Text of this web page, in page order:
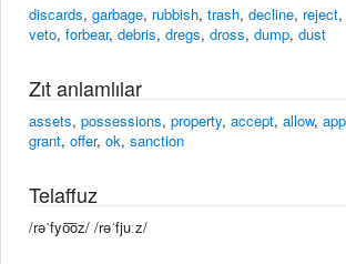
discards, garbage, rubbish, trash, decline, reject,
veto, forbear, debris, dregs, dross, dump, dust
Zıt anlamlılar
assets, possessions, property, accept, allow,
grant, offer, ok, sanction
Telaffuz
/rəˈfyo͞oz/ /rəˈfjuːz/